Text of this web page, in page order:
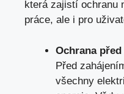
která zajistí ochranu
práce, ale i pro
Ochrana
Před
všechny